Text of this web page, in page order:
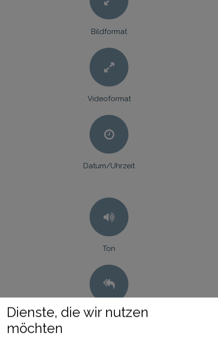
Bildformat
Videoformat
Datum/Uhrzeit
Ton
Anti-Shake-Funktion ein/aus
Dienste, die wir nutzen
möchten